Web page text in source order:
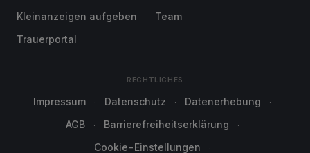
Kleinanzeigen aufgeben
Trauerportal
Team
RECHTLICHES
Impressum Datenschutz
Datenerhebung
AGB
Barrierefreiheitserklärung
Cookie-Einstellungen